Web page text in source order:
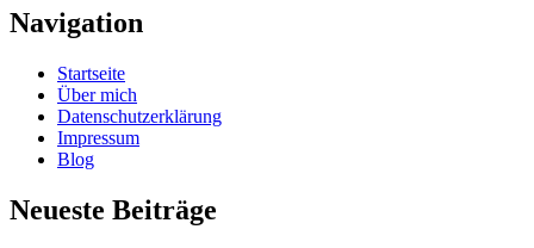
Navigation
Startseite
Über mich
Datenschutzerklärung
Impressum
Blog
Neueste Beiträge